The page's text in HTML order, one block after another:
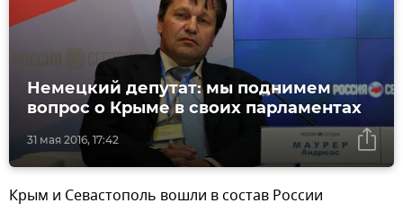
31 мая 2016, 17:42
Немецкий депутат: мы поднимем
вопрос о Крыме в своих парламентах
Крым и Севастополь вошли в состав России